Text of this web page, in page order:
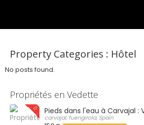
Property Categories : Hôtel
No posts found.
Propriétés en Vedette
Pieds dans l'eau à Carvajal :
carvajal, fuengirola, Spain